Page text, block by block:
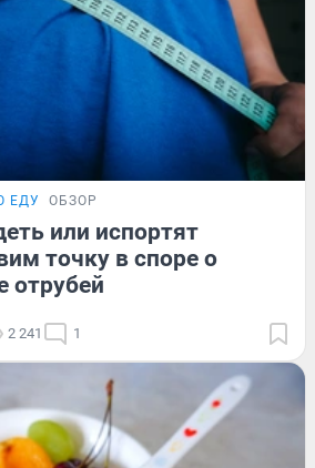
ЕДУ ОБЗОР
или испортят
точку в споре о
отрубей
2 241 1